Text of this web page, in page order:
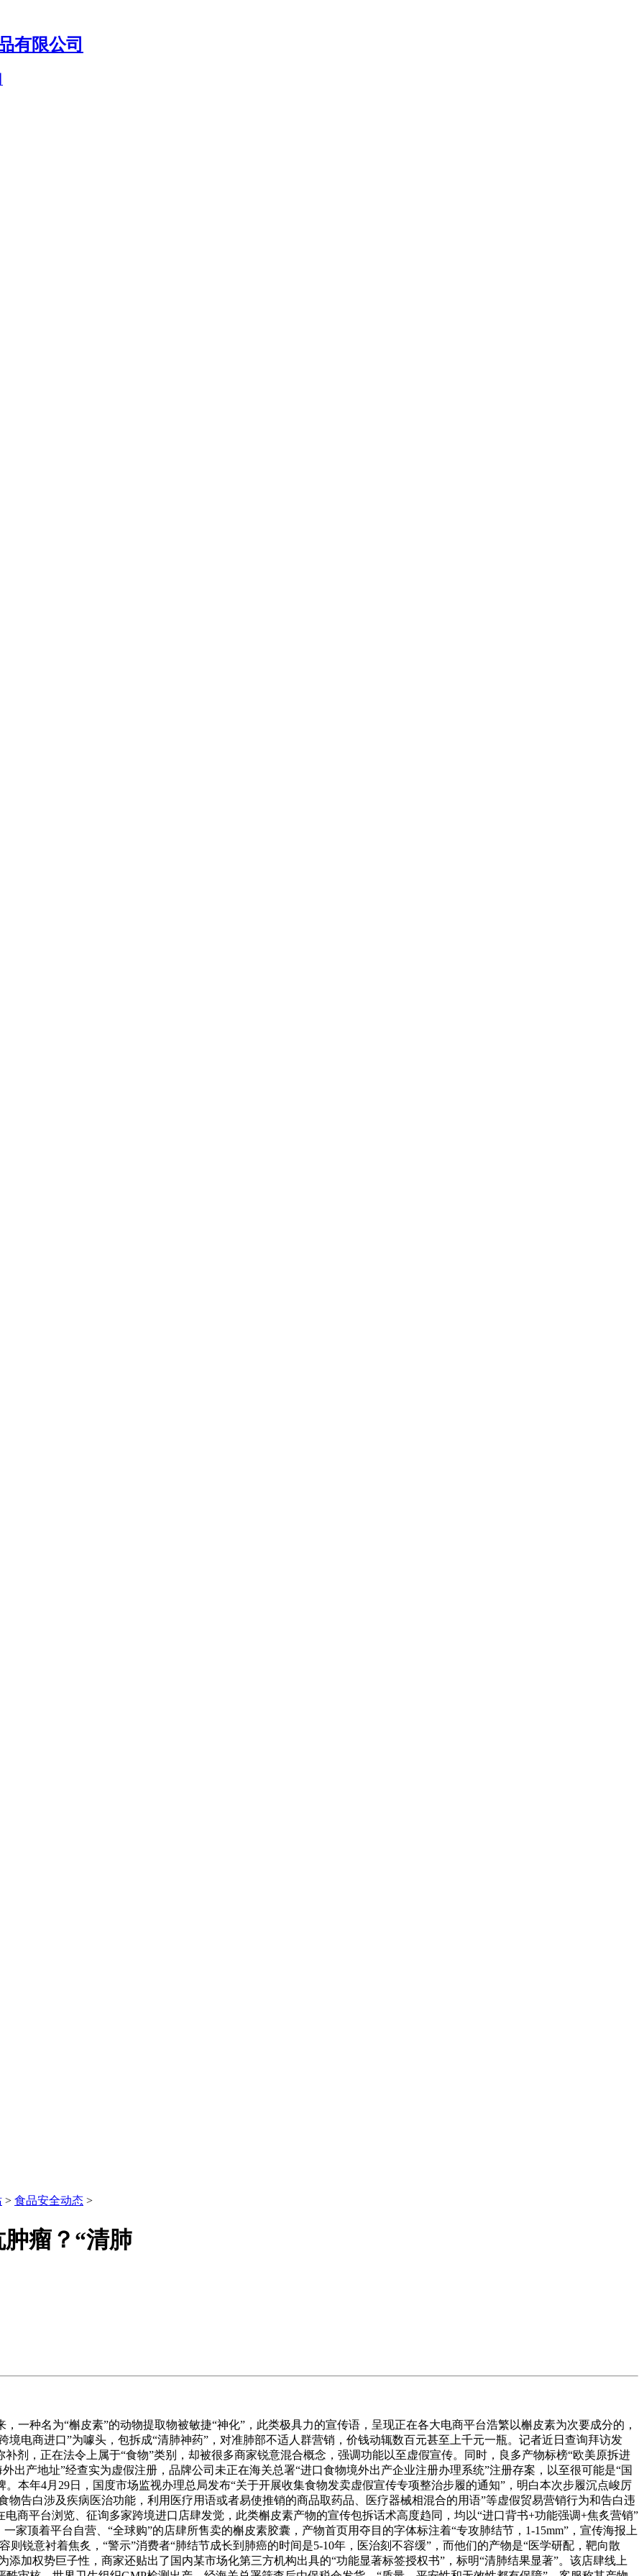
> 食品安全动态 >
瘤？“清肺
种名为“槲皮素”的动物提取物被敏捷“神化”，此类极具力的宣传语，呈现正在各大电商平台浩繁以槲皮素为次要成分的，
境电商进口”为噱头，包拆成“清肺神药”，对准肺部不适人群营销，价钱动辄数百元甚至上千元一瓶。记者近日查询拜访发
剂，正在法令上属于“食物”类别，却被很多商家锐意混合概念，强调功能以至虚假宣传。同时，良多产物标榜“欧美原拆进
产地址”经查实为虚假注册，品牌公司未正在海关总署“进口食物境外出产企业注册办理系统”注册存案，以至很可能是“国
本年4月29日，国度市场监视办理总局发布“关于开展收集食物发卖虚假宣传专项整治步履的通知”，明白本次步履沉点峻厉
物告白涉及疾病医治功能，利用医疗用语或者易使推销的商品取药品、医疗器械相混合的用语”等虚假贸易营销行为和告白违
商平台浏览、征询多家跨境进口店肆发觉，此类槲皮素产物的宣传包拆话术高度趋同，均以“进口背书+功能强调+焦炙营销”
家顶着平台自营、“全球购”的店肆所售卖的槲皮素胶囊，产物首页用夺目的字体标注着“专攻肺结节，1-15mm”，宣传海报上
锐意衬着焦炙，“警示”消费者“肺结节成长到肺癌的时间是5-10年，医治刻不容缓”，而他们的产物是“医学研配，靶向散
加权势巨子性，商家还贴出了国内某市场化第三方机构出具的“功能显著标签授权书”，标明“清肺结果显著”。该店肆线上